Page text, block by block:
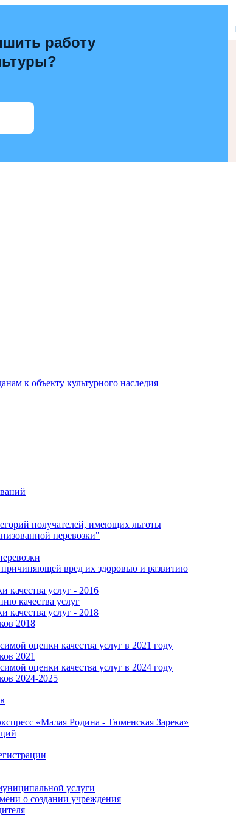
работу
к объекту культурного наследия
получателей, имеющих льготы
перевозки"
вред их здоровью и развитию
качества услуг - 2016
качества услуг
качества услуг - 2018
2018
оценки качества услуг в 2021 году
2021
оценки качества услуг в 2024 году
2024-2025
«Малая Родина - Тюменская Зарека»
услуги
о создании учреждения